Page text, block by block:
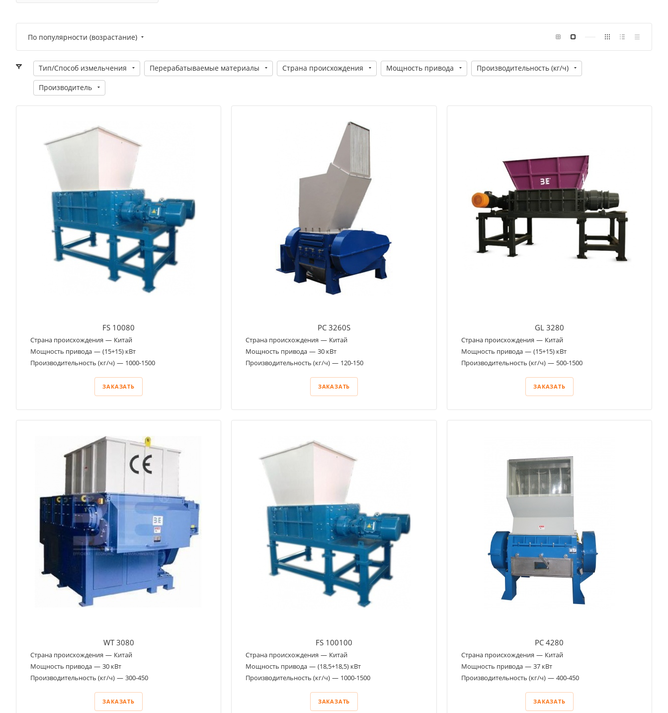
По популярности (возрастание)
Тип/Способ измельчения Перерабатываемые материалы Страна происхождения Мощность привода Производительность (кг/ч)
Производитель
FS 10080
Страна происхождения — Китай
Мощность привода — (15+15) кВт
Производительность (кг/ч) — 1000-1500
ЗАКАЗАТЬ
PC 3260S
Страна происхождения — Китай
Мощность привода — 30 кВт
Производительность (кг/ч) — 120-150
ЗАКАЗАТЬ
GL 3280
Страна происхождения — Китай
Мощность привода — (15+15) кВт
Производительность (кг/ч) — 500-1500
ЗАКАЗАТЬ
WT 3080
Страна происхождения — Китай
Мощность привода — 30 кВт
Производительность (кг/ч) — 300-450
ЗАКАЗАТЬ
FS 100100
Страна происхождения — Китай
Мощность привода — (18,5+18,5) кВт
Производительность (кг/ч) — 1000-1500
ЗАКАЗАТЬ
PC 4280
Страна происхождения — Китай
Мощность привода — 37 кВт
Производительность (кг/ч) — 400-450
ЗАКАЗАТЬ